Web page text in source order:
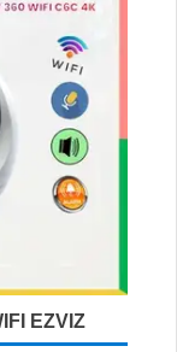
thoại hai
EZVIZ